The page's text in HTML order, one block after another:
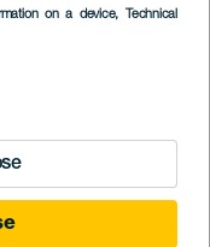
on a device, Technical